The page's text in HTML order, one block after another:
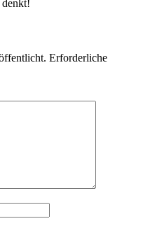
denkt!
Erforderliche